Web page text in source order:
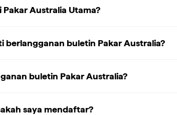
Australia Utama?
berlangganan buletin Pakar Australia?
buletin Pakar Australia?
saya mendaftar?